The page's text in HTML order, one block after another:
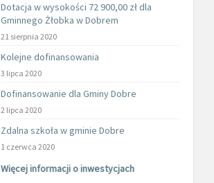
Dotacja w wysokości 72 900,00 zł dla
Gminnego Żłobka w Dobrem
21 sierpnia 2020
Kolejne dofinansowania
3 lipca 2020
Dofinansowanie dla Gminy Dobre
2 lipca 2020
Zdalna szkoła w gminie Dobre
1 czerwca 2020
Więcej informacji o inwestycjach